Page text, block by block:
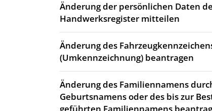
Änderung der persönlichen Daten
Handwerksregister mitteilen
Änderung des
(Umkennzeichnung) beantragen
Änderung des Familiennamens
Geburtsnamens oder des bis zur